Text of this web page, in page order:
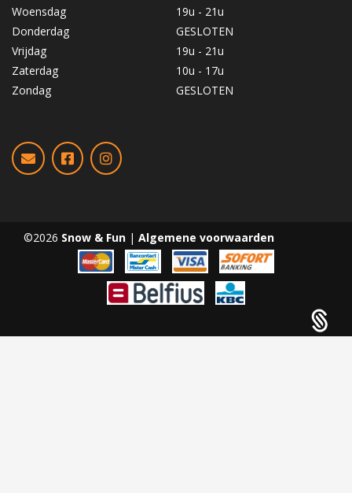
Woensdag
19u - 21u
Donderdag
GESLOTEN
Vrijdag
19u - 21u
Zaterdag
10u - 17u
Zondag
GESLOTEN
©2026 Snow & Fun | Algemene voorwaarden